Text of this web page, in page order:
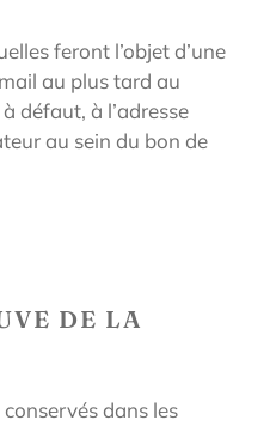
feront l’objet d’une
au plus tard au
défaut, à l’adresse
au sein du bon de
DE LA
dans les